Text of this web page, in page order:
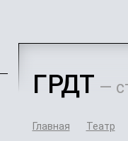
ГРДТ —
Главная Театр